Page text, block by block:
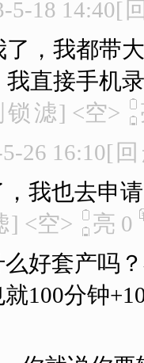
5-18 14:40[
了，我都带
直接手机
锁 滤] <空>
26 16:10[ 回
我也去申请
] <空> 亮 0
好套产吗
100分钟